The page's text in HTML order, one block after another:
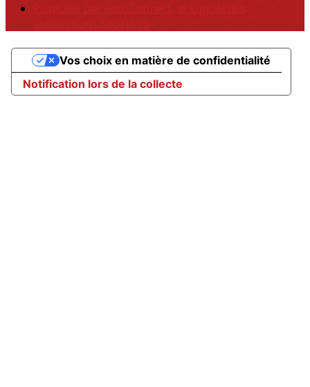
Propulsé par AssoConnect, le logiciel des
associations Sportives
Notification lors de la collecte
Vos choix en matière de confidentialité